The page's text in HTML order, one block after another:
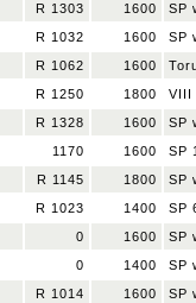
R 1303 1600
SP
R 1032 1600
SP
R 1062 1600
R 1250 1800
VIII
R 1328 1600
SP
1170 1600
SP
R 1145 1800
SP
R 1023 1400
SP
0 1600
SP
0 1400
SP
R 1014 1600
SP